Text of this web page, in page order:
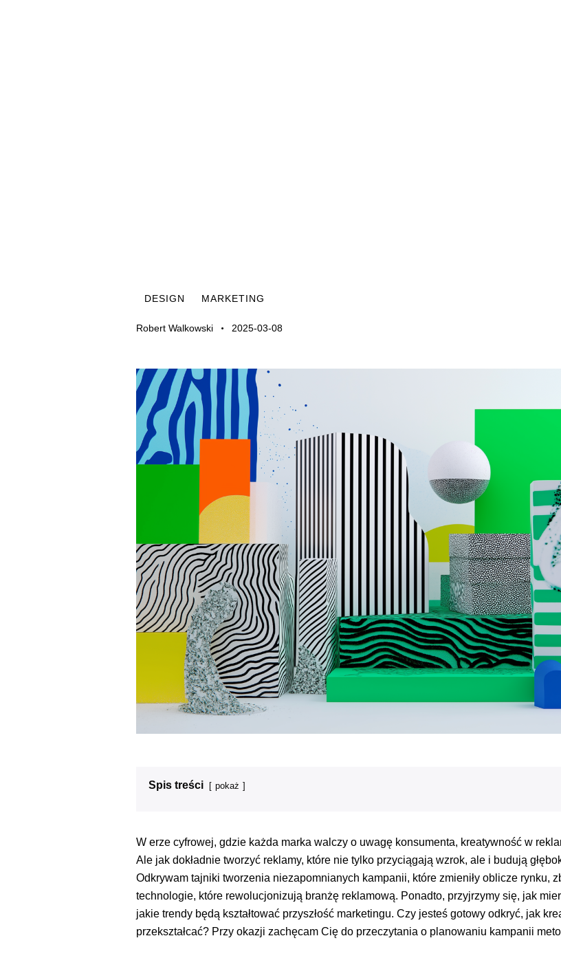
DESIGN MARKETING
Robert Walkowski 2025-03-08
Spis treści pokaż
W erze cyfrowej, gdzie każda marka walczy o uwagę konsumenta, kreatywność w
Ale jak dokładnie tworzyć reklamy, które nie tylko przyciągają wzrok, ale i budują
Odkrywam tajniki tworzenia niezapomnianych kampanii, które zmieniły oblicze rynku,
technologie, które rewolucjonizują branżę reklamową. Ponadto, przyjrzymy się, jak
jakie trendy będą kształtować przyszłość marketingu. Czy jesteś gotowy odkryć, jak
przekształcać? Przy okazji zachęcam Cię do przeczytania o planowaniu kampanii